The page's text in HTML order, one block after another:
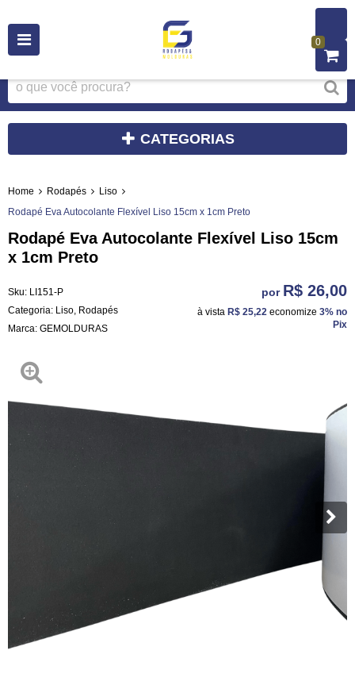
0
CATEGORIAS
Home Rodapés
Liso
Rodapé Eva Autocolante Flexível Liso 15cm x 1cm Preto
Rodapé Eva Autocolante Flexível Liso 15cm
x 1cm Preto
Sku: LI151-P
Categoria: Liso Rodapés
Marca: GEMOLDURAS
por R$ 26,00
à vista R$ 25,22 economize 3% no
Pix